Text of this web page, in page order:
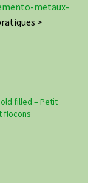
metaux-
>
filled – Petit
flocons